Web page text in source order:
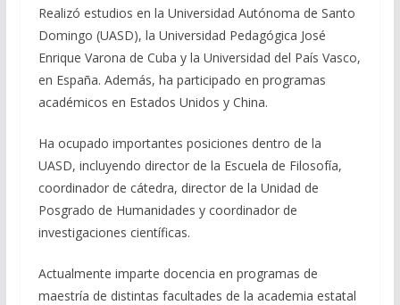
Realizó estudios en la Universidad Autónoma de Santo
Domingo (UASD), la Universidad Pedagógica José
Enrique Varona de Cuba y la Universidad del País Vasco,
en España. Además, ha participado en programas
académicos en Estados Unidos y China.
Ha ocupado importantes posiciones dentro de la
UASD, incluyendo director de la Escuela de Filosofía,
coordinador de cátedra, director de la Unidad de
Posgrado de Humanidades y coordinador de
investigaciones científicas.
Actualmente imparte docencia en programas de
maestría de distintas facultades de la academia estatal